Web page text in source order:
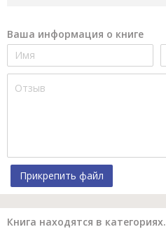
Ваша информация о книге
Прикрепить файл
Книга находятся в категориях.